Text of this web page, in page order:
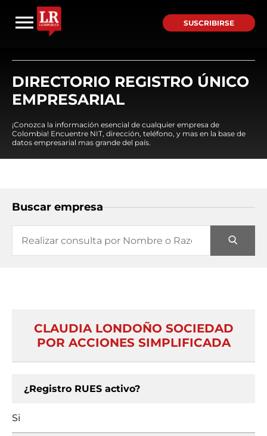
SUSCRIBIRSE
DIRECTORIO REGISTRO ÚNICO
EMPRESARIAL
¡Conozca la información esencial de cualquier empresa de
Colombia! Encuentre NIT, dirección, teléfono, y mas en la base de
datos empresarial mas grande del país.
Buscar empresa
CLAUDIA LONDOÑO SOCIEDAD
POR ACCIONES SIMPLIFICADA
¿Registro RUES activo?
Si